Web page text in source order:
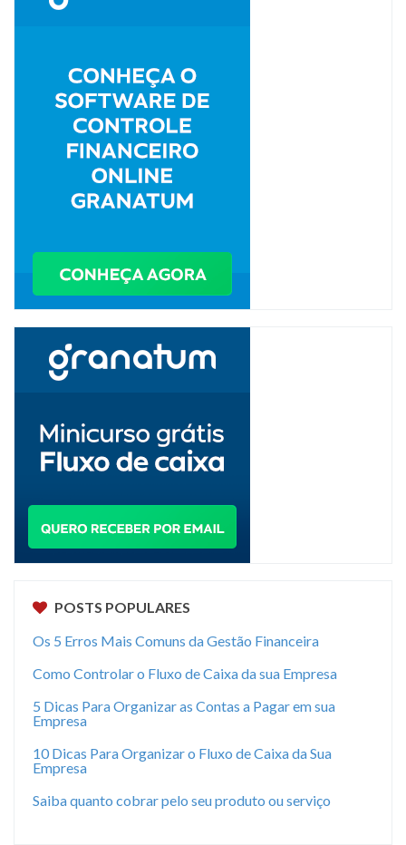
POSTS POPULARES
Os 5 Erros Mais Comuns da Gestão Financeira
Como Controlar o Fluxo de Caixa da sua Empresa
5 Dicas Para Organizar as Contas a Pagar em sua
Empresa
10 Dicas Para Organizar o Fluxo de Caixa da Sua
Empresa
Saiba quanto cobrar pelo seu produto ou serviço